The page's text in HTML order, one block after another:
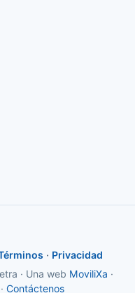
· Privacidad
· Una web MoviliXa ·
· Contáctenos